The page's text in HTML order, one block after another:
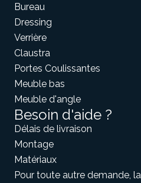
Bureau
Dressing
Verrière
Claustra
Portes Coulissantes
Meuble bas
Meuble d'angle
Besoin d'aide ?
Délais de livraison
Montage
Matériaux
Pour toute autre demande, la